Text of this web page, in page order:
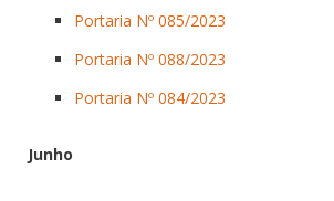
Portaria Nº 085/2023
Portaria Nº 088/2023
Portaria Nº 084/2023
Junho